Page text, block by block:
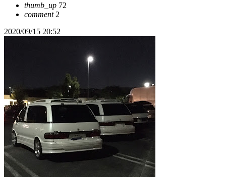
thumb_up 72
comment2
2020/09/15 20:52